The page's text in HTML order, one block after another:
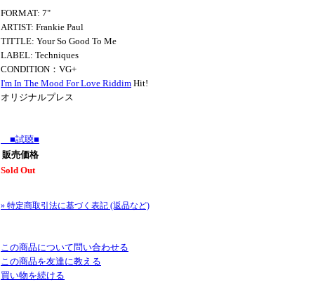
FORMAT: 7"
ARTIST: Frankie Paul
TITTLE: Your So Good To Me
LABEL: Techniques
CONDITION：VG+
I'm In The Mood For Love Riddim Hit!
オリジナルプレス
■試聴■
販売価格
Sold Out
» 特定商取引法に基づく表記 (返品など)
この商品について問い合わせる
この商品を友達に教える
買い物を続ける